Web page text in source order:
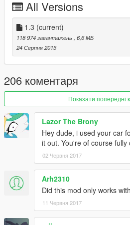
All Versions
1.3 (current)
118 974 завантажень
, 6,6 МБ
24 Серпня 2015
206 коментаря
Показати попередні
Lazor The Brony
Hey dude, i used your car
it out. You're of course fully
02 Червня 2017
Arh2310
Did this mod only works
11 Червня 2017